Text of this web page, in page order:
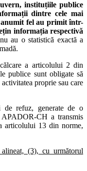
instituțiile publice
dintre cele mai
anumit fel au primit într-
informația respectivă
au o statistică exactă a
a articolului 2 din
publice sunt obligate să
proprie sau care
de refuz, generate de o
CH a transmis
articolului 13 din norme,
(3), cu următorul